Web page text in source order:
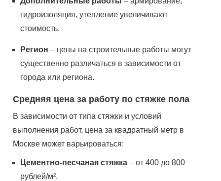
гидроизоляция, утепление увеличивают
стоимость.
Регион – цены на строительные работы могут
существенно различаться в зависимости от
города или региона.
Средняя цена за работу по стяжке пола
В зависимости от типа стяжки и условий
выполнения работ, цена за квадратный метр в
Москве может варьироваться:
Цементно-песчаная стяжка – от 400 до 800
рублей/м².